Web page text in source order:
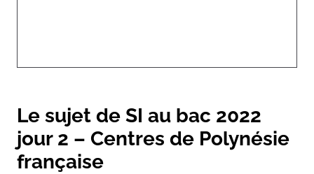
Le sujet de SI au bac 2022
jour 2 – Centres de Polynésie
française